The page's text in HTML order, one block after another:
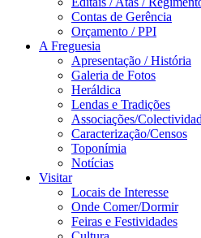
Contas de Gerência
Orçamento / PPI
A Freguesia
Apresentação / História
Galeria de Fotos
Heráldica
Lendas e Tradições
Associações/
Caracterização/Censos
Toponímia
Notícias
Visitar
Locais de Interesse
Onde Comer/Dormir
Feiras e Festividades